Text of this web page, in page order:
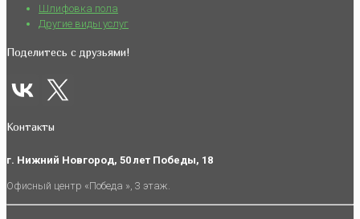
Шлифовка пола
Другие виды услуг
Поделитесь с друзьями!
Контакты
г. Нижний Новгород, 50 лет Победы, 18
Офисный центр «Победа », 3 этаж.